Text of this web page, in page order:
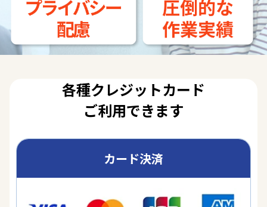
各種クレジットカード
ご利用できます
カード決済